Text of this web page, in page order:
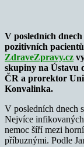
V posledních
pozitivních
ZdraveZpravy.cz
skupiny na Ústavu
ČR a prorektor
Konvalinka.
V posledních dnech
Nejvíce
nemoc šíří mezi
příbuznými. Podle